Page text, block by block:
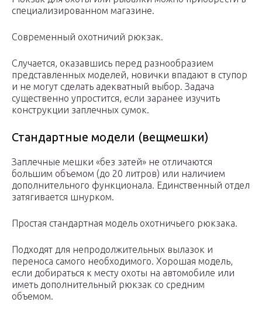
специализированном магазине.
Современный охотничий рюкзак.
Случается, оказавшись перед разнообразием
представленных моделей, новички впадают в ступор
и не могут сделать адекватный выбор. Задача
существенно упростится, если заранее изучить
конструкции заплечных сумок.
Стандартные модели (вещмешки)
Заплечные мешки «без затей» не отличаются
большим объемом (до 20 литров) или наличием
дополнительного функционала. Единственный отдел
затягивается шнурком.
Простая стандартная модель охотничьего рюкзака.
Подходят для непродолжительных вылазок и
переноса самого необходимого. Хорошая модель,
если добираться к месту охоты на автомобиле или
иметь дополнительный рюкзак со средним
объемом.